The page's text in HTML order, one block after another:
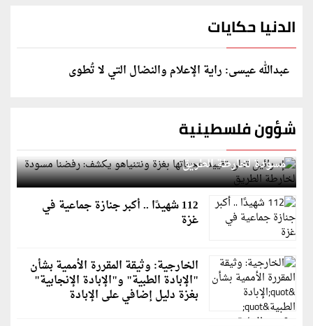
الدنيا حكايات
عبدالله عيسى: راية الإعلام والنضال التي لا تُطوى
شؤون فلسطينية
إسرائيل تعلن تقييد هجماتها بغزة ونتنياهو يكشف: رفضنا
مسودة لخارطة الطريق
112 شهيدًا .. أكبر جنازة جماعية في
غزة
الخارجية: وثيقة المقررة الأممية بشأن
"الإبادة الطبية" و"الإبادة الإنجابية"
بغزة دليل إضافي على الإبادة